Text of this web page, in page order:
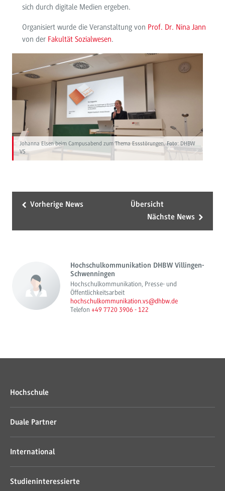
sich durch digitale Medien ergeben.
Organisiert wurde die Veranstaltung von Prof. Dr. Nina Jann
von der Fakultät Sozialwesen.
Johanna Elsen beim Campusabend zum Thema Essstörungen. Foto: DHBW
VS
Vorherige News
Übersicht
Nächste News
Hochschulkommunikation DHBW Villingen-
Schwenningen
Hochschulkommunikation, Presse- und
Öffentlichkeitsarbeit
hochschulkommunikation.vs@dhbw.de
Telefon+49 7720 3906 - 122
Hochschule
Duale Partner
International
Studieninteressierte